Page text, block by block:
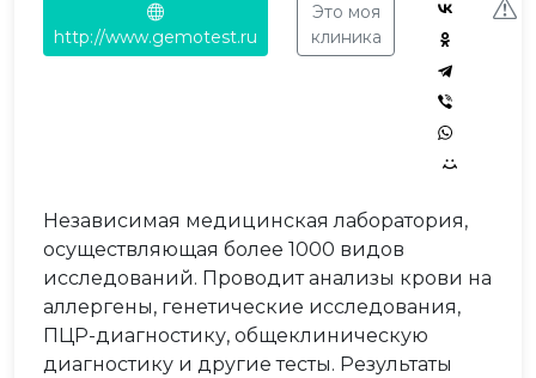
http://www.gemotest.ru
Это моя
клиника
Независимая медицинская лаборатория,
осуществляющая более 1000 видов
исследований. Проводит анализы крови на
аллергены, генетические исследования,
ПЦР-диагностику, общеклиническую
диагностику и другие тесты. Результаты